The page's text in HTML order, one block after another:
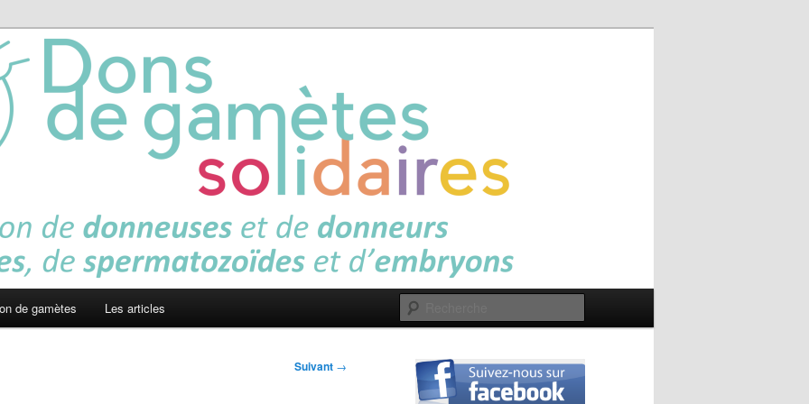
solidaires
de gamètes Les articles
Suivant →